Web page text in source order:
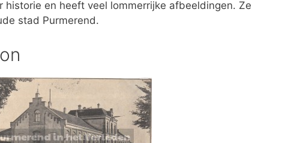
historie en heeft veel lommerrijke afbeeldingen. Ze
stad Purmerend.